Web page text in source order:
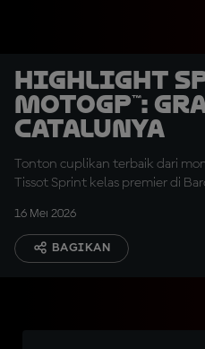
Highlight
MotoGP™:
Catalunya
Tonton cuplikan terbaik dari
Tissot Sprint kelas premier di
16 Mei 2026
BAGIKAN